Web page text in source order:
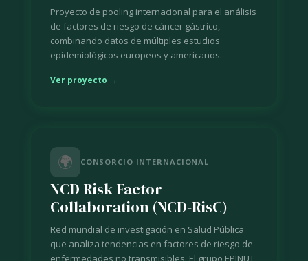
Proyecto de pooling internacional para el análisis
de factores de riesgo de cáncer gástrico,
combinando datos de múltiples estudios
epidemiológicos europeos y americanos.
Ver proyecto →
🌍 CONSORCIO INTERNACIONAL
NCD Risk Factor
Collaboration (NCD-RisC)
Red mundial de investigación en Salud Pública
que analiza tendencias en factores de riesgo de
enfermedades no transmisibles. El grupo EPINUT